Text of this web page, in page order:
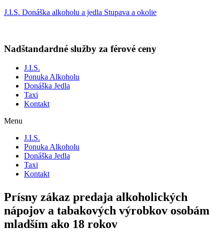
J.I.S. Donáška alkoholu a jedla Stupava a okolie
Nadštandardné služby za férové ceny
J.I.S.
Ponuka Alkoholu
Donáška Jedla
Taxi
Kontakt
Menu
J.I.S.
Ponuka Alkoholu
Donáška Jedla
Taxi
Kontakt
Prísny zákaz predaja alkoholických
nápojov a tabakových výrobkov osobám
mladším ako 18 rokov